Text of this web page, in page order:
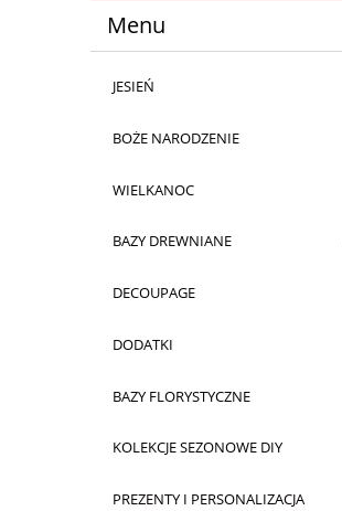
Menu
JESIEŃ
BOŻE NARODZENIE
WIELKANOC
BAZY DREWNIANE
DECOUPAGE
DODATKI
BAZY FLORYSTYCZNE
KOLEKCJE SEZONOWE DIY
PREZENTY I PERSONALIZACJA